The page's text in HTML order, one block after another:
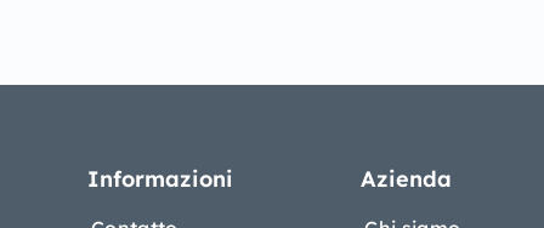
Informazioni Azienda